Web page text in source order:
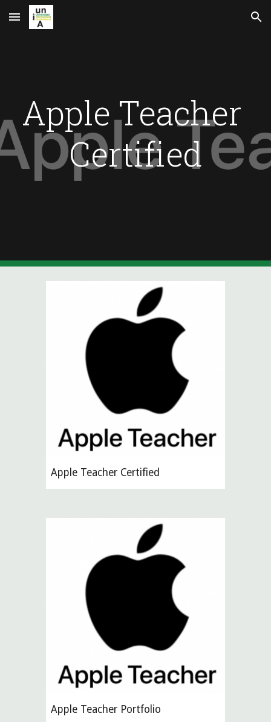
Skip to main content Skip to navigation
Apple Teacher
Certified
Apple Teacher Certified
Apple Teacher Portfolio